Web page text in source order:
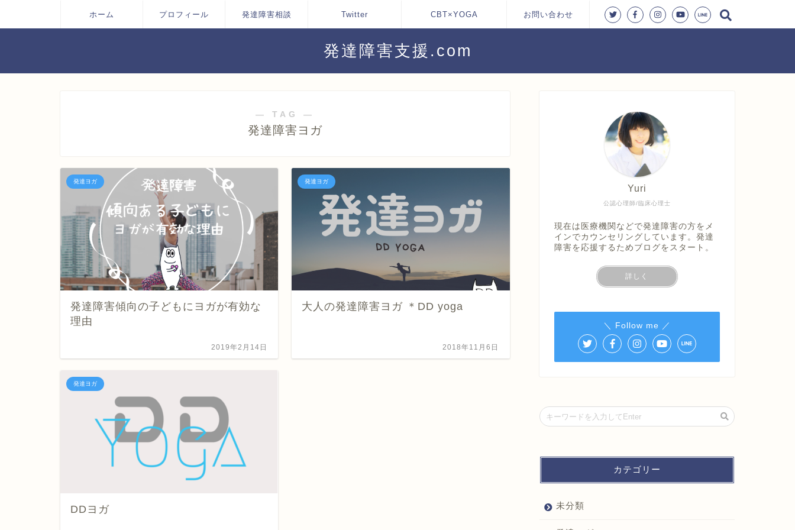
ホーム プロフィール 発達障害相談 Twitter CBT×YOGA お問い合わせ
発達障害支援.com
― TAG ―
発達障害ヨガ
発達ヨガ
発達障害傾向の子どもにヨガが有効な
理由
2019年2月14日
発達ヨガ
大人の発達障害ヨガ ＊DD yoga
2018年11月6日
発達ヨガ
DDヨガ
公認心理師/臨床心理士
Yuri
現在は医療機関などで発達障害の方をメ
インでカウンセリングしています。発達
障害を応援するためブログをスタート。
詳しく
＼ Follow me ／
カテゴリー
未分類